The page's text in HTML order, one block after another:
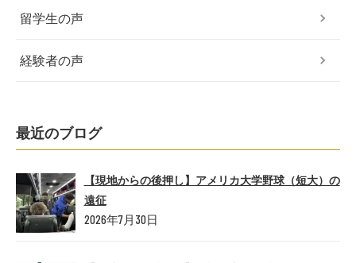
留学生の声
経験者の声
最近のブログ
【現地からの後押し】アメリカ大学野球（短大）の
遠征
2026年7月30日